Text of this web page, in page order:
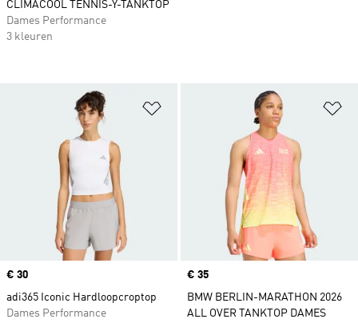
Op verlanglijst zetten
Price
€ 30
adi365 Iconic Hardloopcroptop
Dames Performance
Price
€ 35
BMW BERLIN-MARATHON 2026
ALL OVER TANKTOP DAMES
CLIMACOOL TENNIS-Y-TANKTOP
Dames Performance
3 kleuren